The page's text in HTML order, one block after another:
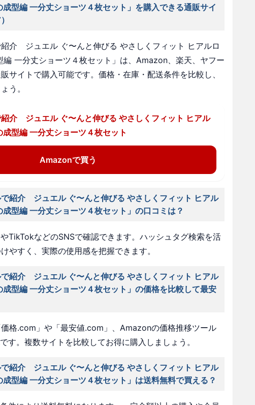
成型編 一分丈ショーツ４枚セット」を購入できる通販サイ
紹介 ジュエル ぐ〜んと伸びる やさしくフィット ヒアルロ
編 一分丈ショーツ４枚セット」は、Amazon、楽天、ヤフー
サイトで購入可能です。価格・在庫・配送条件を比較し、
う。
介 ジュエル ぐ〜んと伸びる やさしくフィット ヒアル
型編 一分丈ショーツ４枚セット
Amazonで買う
で紹介 ジュエル ぐ〜んと伸びる やさしくフィット ヒアル
成型編 一分丈ショーツ４枚セット」の口コミは？
TikTokなどのSNSで確認できます。ハッシュタグ検索を活
やすく、実際の使用感を把握できます。
で紹介 ジュエル ぐ〜んと伸びる やさしくフィット ヒアル
成型編 一分丈ショーツ４枚セット」の価格を比較して最安
格.com」や「最安値.com」、Amazonの価格推移ツール
す。複数サイトを比較してお得に購入しましょう。
で紹介 ジュエル ぐ〜んと伸びる やさしくフィット ヒアル
成型編 一分丈ショーツ４枚セット」は送料無料で買える？